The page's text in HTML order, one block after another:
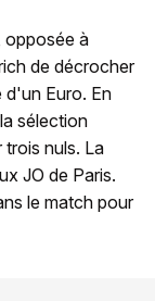
opposée à
de décrocher
d'un Euro. En
sélection
nuls. La
JO de Paris.
le match pour